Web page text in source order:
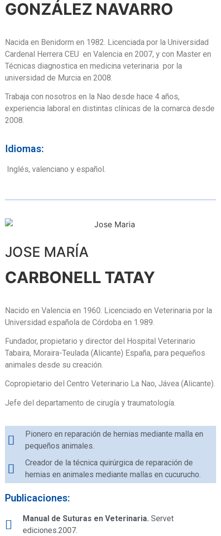
GONZÁLEZ NAVARRO
Nacida en Benidorm en 1982. Licenciada por la Universidad
Cardenal Herrera CEU en Valencia en 2007, y con Master en
Técnicas diagnostica en medicina veterinaria por la
universidad de Murcia en 2008.
Trabaja con nosotros en la Nao desde hace 4 años,
experiencia laboral en distintas clínicas de la comarca desde
2008.
Idiomas:
Inglés, valenciano y español.
JOSE MARÍA
CARBONELL TATAY
Nacido en Valencia en 1960. Licenciado en Veterinaria por la
Universidad española de Córdoba en 1.989.
Fundador, propietario y director del Hospital Veterinario
Tabaira, Moraira-Teulada (Alicante) España, para pequeños
animales desde su creación.
Copropietario del Centro Veterinario La Nao, Jávea (Alicante).
Jefe del departamento de cirugía y traumatología.
Pionero en reparación de hernias mediante malla en
pequeños animales.
Creador de la técnica quirúrgica de reparación de
hernias en animales mediante mallas en cucurucho.
Publicaciones:
Manual de Suturas en Veterinaria.Servet
ediciones.2007.